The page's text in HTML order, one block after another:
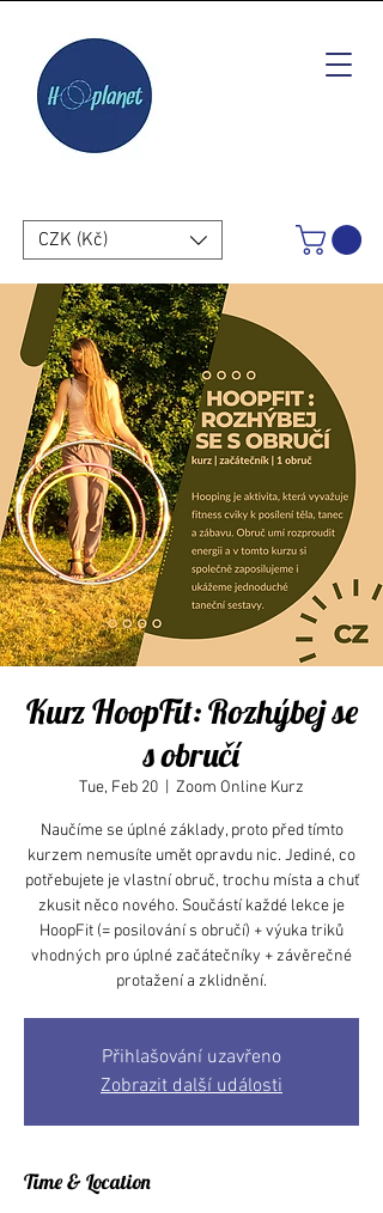
CZK (Kč)
Kurz HoopFit: Rozhýbej se
s obručí
Tue, Feb 20 Zoom Online Kurz
Naučíme se úplné základy, proto před tímto
kurzem nemusíte umět opravdu nic. Jediné, co
potřebujete je vlastní obruč, trochu místa a chuť
zkusit něco nového. Součástí každé lekce je
HoopFit (= posilování s obručí) + výuka triků
vhodných pro úplné začátečníky + závěrečné
protažení a zklidnění.
Přihlašování uzavřeno
Zobrazit další události
Time & Location